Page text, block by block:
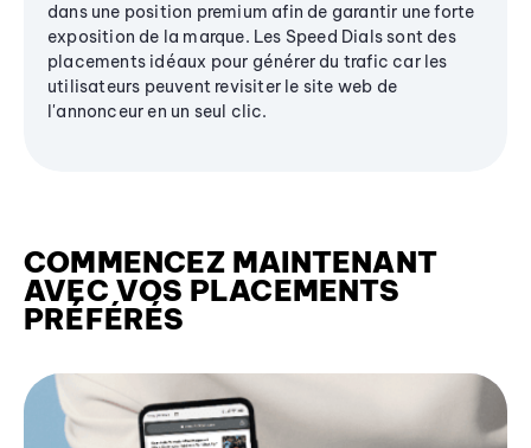
dans une position premium afin de garantir une forte
exposition de la marque. Les Speed Dials sont des
placements idéaux pour générer du trafic car les
utilisateurs peuvent revisiter le site web de
l'annonceur en un seul clic.
COMMENCEZ MAINTENANT
AVEC VOS PLACEMENTS
PRÉFÉRÉS